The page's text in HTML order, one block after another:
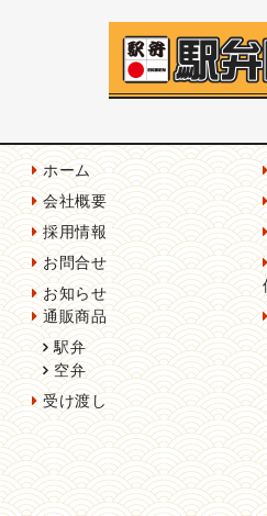
ホーム
会社概要
採用情報
お問合せ
お知らせ
通販商品
駅弁
空弁
受け渡し